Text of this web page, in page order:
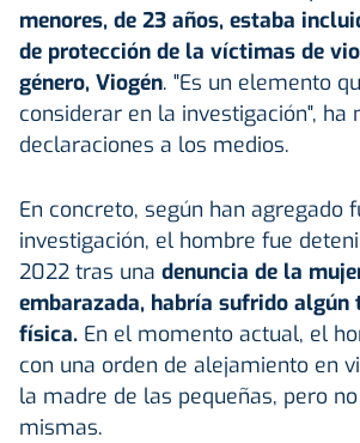
menores, de 23 años, estaba
de protección de la víctimas de
género, Viogén. "Es un elemento
considerar en la investigación", ha
declaraciones a los medios.
En concreto, según han agregado
investigación, el hombre fue
2022 tras una denuncia de la
embarazada, habría sufrido algún
física. En el momento actual, el
con una orden de alejamiento en
la madre de las pequeñas, pero
mismas.